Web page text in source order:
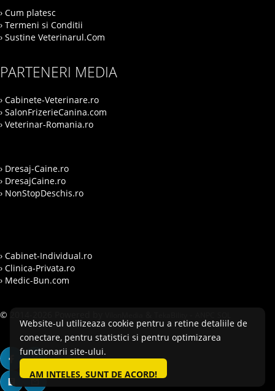
› Cum platesc
› Termeni si Conditii
› Sustine Veterinarul.Com
PARTENERI MEDIA
› Cabinete-Veterinare.ro
› SalonFrizerieCanina.com
› Veterinar-Romania.ro
› Dresaj-Caine.ro
› DresajCaine.ro
› NonStopDeschis.ro
› Cabinet-Individual.ro
› Clinica-Privata.ro
› Medic-Bun.com
© 2014-2026 Powered by
Website-ul utilizeaza cookie pentru a retine detaliile de
conectare, pentru statistici si pentru optimizarea
functionarii site-ului.
AM INTELES, SUNT DE ACORD!